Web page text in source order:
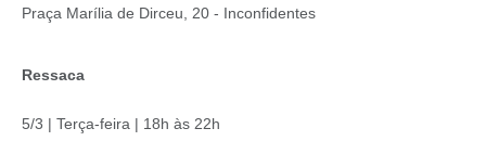
Praça Marília de Dirceu, 20 - Inconfidentes
Ressaca
5/3 | Terça-feira | 18h às 22h